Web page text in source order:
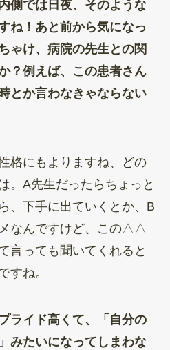
では日夜、そのような
ね！あと前から気になっ
ゃけ、病院の先生との関
？例えば、この患者さん
とか言わなきゃならない
格にもよりますね、どの
。A先生だったらちょっと
、下手に出ていくとか、B
なんですけど、この△△
言っても聞いてくれると
すね。
イド高くて、「自分の
みたいになってしまわな